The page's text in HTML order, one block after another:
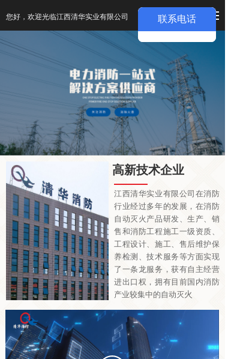
您好，欢迎光临江西清华实业有限公司
江西清华实业有限公司在消防
行业经过多年的发展，在消防
自动灭火产品研发、生产、销
售和消防工程施工一级资质、
工程设计、施工、售后维护保
养检测、技术服务等方面实现
了一条龙服务，获有自主经营
进出口权，拥有目前国内消防
产业较集中的自动灭火
高新技术企业